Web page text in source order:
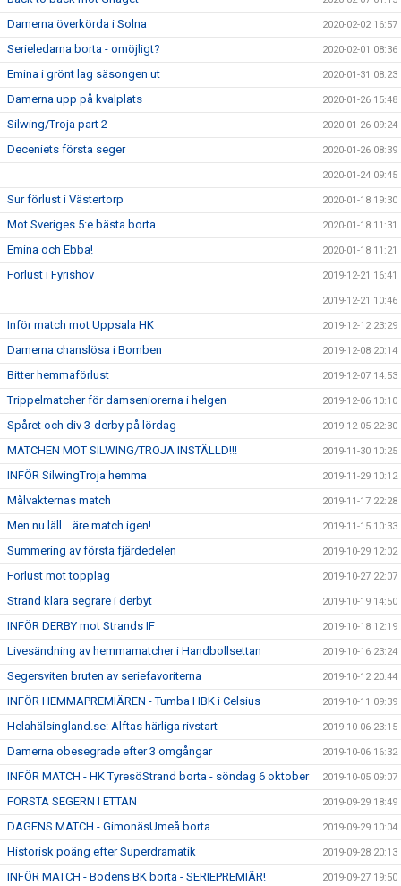
Damerna överkörda i Solna 2020-02-02 16:57
Serieledarna borta - omöjligt? 2020-02-01 08:36
Emina i grönt lag säsongen ut 2020-01-31 08:23
Damerna upp på kvalplats 2020-01-26 15:48
Silwing/Troja part 2 2020-01-26 09:24
Deceniets första seger 2020-01-26 08:39
2020-01-24 09:45
Sur förlust i Västertorp 2020-01-18 19:30
Mot Sveriges 5:e bästa borta... 2020-01-18 11:31
Emina och Ebba! 2020-01-18 11:21
Förlust i Fyrishov 2019-12-21 16:41
2019-12-21 10:46
Inför match mot Uppsala HK 2019-12-12 23:29
Damerna chanslösa i Bomben 2019-12-08 20:14
Bitter hemmaförlust 2019-12-07 14:53
Trippelmatcher för damseniorerna i helgen 2019-12-06 10:10
Spåret och div 3-derby på lördag 2019-12-05 22:30
MATCHEN MOT SILWING/TROJA INSTÄLLD!!! 2019-11-30 10:25
INFÖR SilwingTroja hemma 2019-11-29 10:12
Målvakternas match 2019-11-17 22:28
Men nu läll... äre match igen! 2019-11-15 10:33
Summering av första fjärdedelen 2019-10-29 12:02
Förlust mot topplag 2019-10-27 22:07
Strand klara segrare i derbyt 2019-10-19 14:50
INFÖR DERBY mot Strands IF 2019-10-18 12:19
Livesändning av hemmamatcher i Handbollsettan 2019-10-16 23:24
Segersviten bruten av seriefavoriterna 2019-10-12 20:44
INFÖR HEMMAPREMIÄREN - Tumba HBK i Celsius 2019-10-11 09:39
Helahälsingland.se: Alftas härliga rivstart 2019-10-06 23:15
Damerna obesegrade efter 3 omgångar 2019-10-06 16:32
INFÖR MATCH - HK TyresöStrand borta - söndag 6 oktober 2019-10-05 09:07
FÖRSTA SEGERN I ETTAN 2019-09-29 18:49
DAGENS MATCH - GimonäsUmeå borta 2019-09-29 10:04
Historisk poäng efter Superdramatik 2019-09-28 20:13
INFÖR MATCH - Bodens BK borta - SERIEPREMIÄR! 2019-09-27 19:50